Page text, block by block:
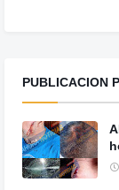
PUBLICACION